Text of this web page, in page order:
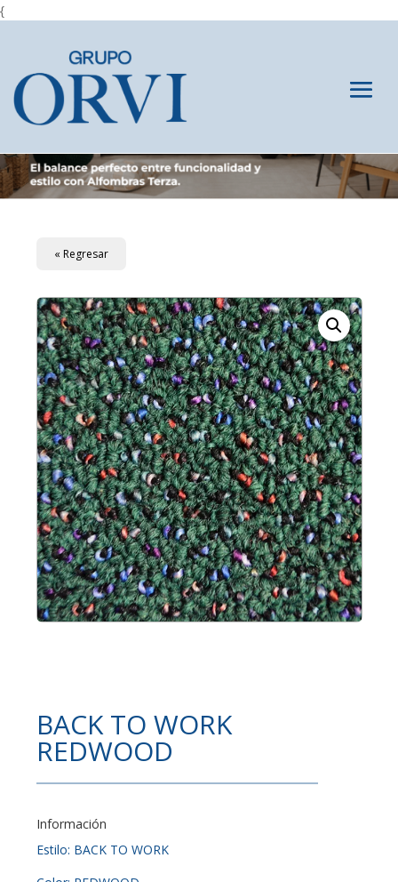
{
« Regresar
BACK TO WORK
REDWOOD
Información
Estilo: BACK TO WORK